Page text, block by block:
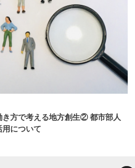
き方で考える地方創生② 都市部人
用について